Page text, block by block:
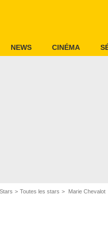
NEWS CINÉMA
Stars Toutes les stars Marie Chevalot